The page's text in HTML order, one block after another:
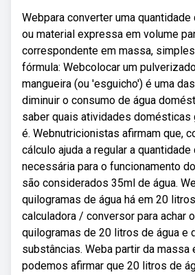
Webpara converter uma
ou material expressa em volume
correspondente em massa,
fórmula: Webcolocar um
mangueira (ou 'esguicho') é uma
diminuir o consumo de água
saber quais atividades domésticas
é. Webnutricionistas afirmam que,
cálculo ajuda a regular a quantidade
necessária para o funcionamento
são considerados 35ml de água.
quilogramas de água há em 20
calculadora / conversor para achar
quilogramas de 20 litros de água e
substâncias. Weba partir da massa
podemos afirmar que 20 litros de